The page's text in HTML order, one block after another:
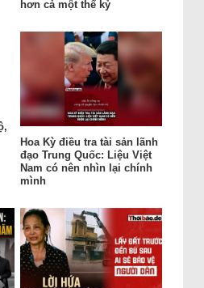
hơn cả một thế kỷ
Hoa Kỳ điều tra tài sản lãnh
đạo Trung Quốc: Liệu Việt
Nam có nên nhìn lại chính
mình